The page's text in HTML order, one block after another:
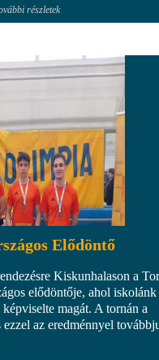
részletek
Elődöntő
Kiskunhalason a
elődöntője, ahol iskolánk
magát. A tornán a
az eredménnyel